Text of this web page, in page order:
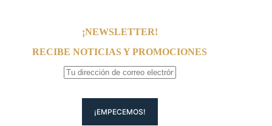
¡NEWSLETTER!
RECIBE NOTICIAS Y PROMOCIONES